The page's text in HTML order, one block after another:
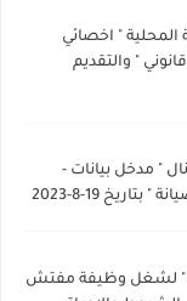
المحلية " اخصائي
" والتقديم
" مدخل بيانات -
19-8-2023
" لشغل وظيفة مفتش